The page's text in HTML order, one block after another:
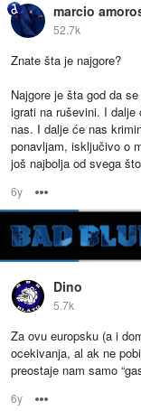
marcio
52.7k
Znate šta je najgore?
Najgore je šta god da
igrati na ruševini. I
nas. I dalje će nas
ponavljam, isključivo o
još najbolja od svega
6y
Dino
5.7k
Za ovu europsku (a i
ocekivanja, al ak ne
preostaje nam samo
6y